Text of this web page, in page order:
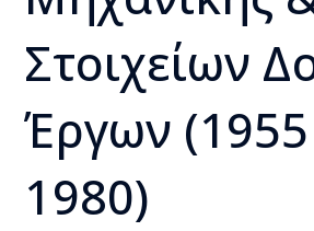
Στοιχείων
Έργων
1980)